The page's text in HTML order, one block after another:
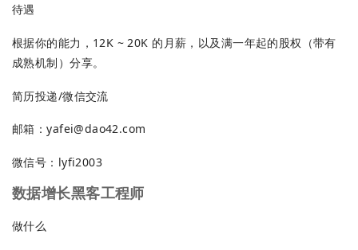
待遇
根据你的能力，12K ~ 20K 的月薪，以及满一年起的股权（带有
成熟机制）分享。
简历投递/微信交流
邮箱：yafei@dao42.com
微信号：lyfi2003
数据增长黑客工程师
做什么